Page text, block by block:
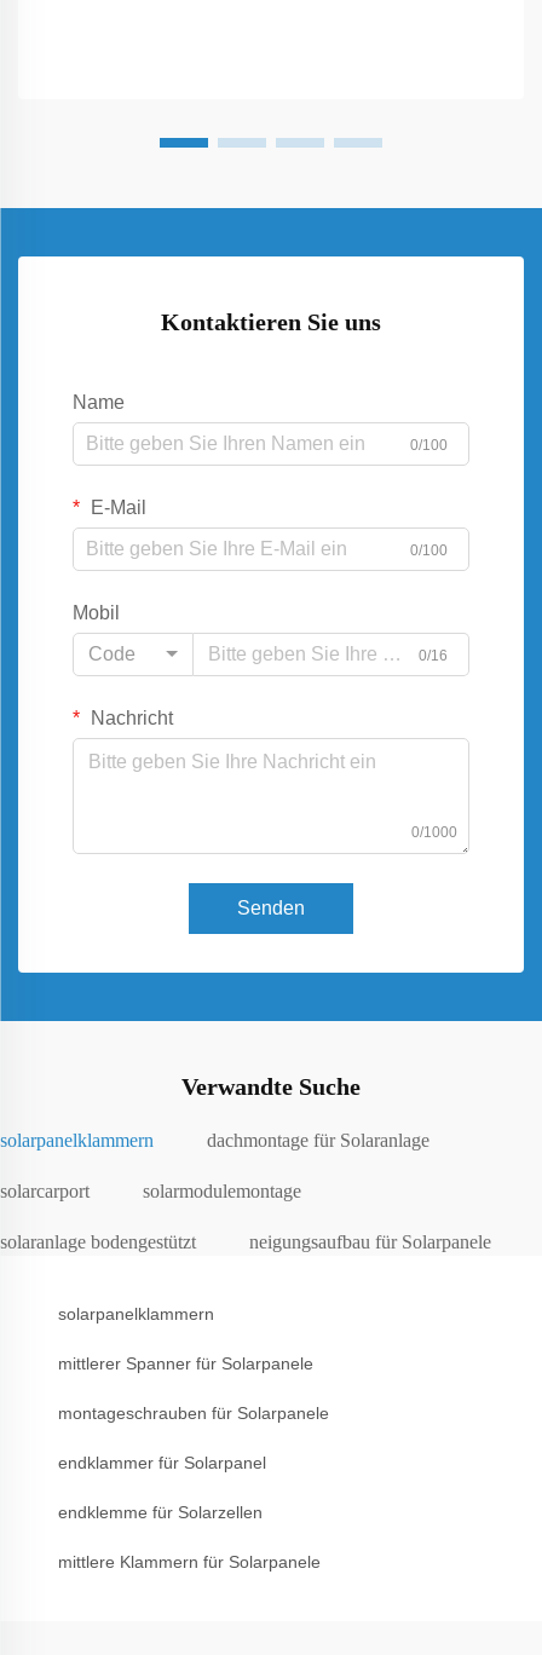
Kontaktieren Sie uns
Name
0/100
E-Mail
0/100
Mobil
Code
0/16
Nachricht
0/1000
Senden
Verwandte Suche
solarpanelklammern dachmontage für Solaranlage
solarcarport solarmodulemontage
solaranlage bodengestützt neigungsaufbau für Solarpanele
solarpanelklammern
mittlerer Spanner für Solarpanele
montageschrauben für Solarpanele
endklammer für Solarpanel
endklemme für Solarzellen
mittlere Klammern für Solarpanele